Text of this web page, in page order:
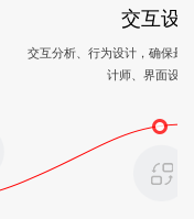
交互设
交互分析、行为设计，确保最
计师、界面设